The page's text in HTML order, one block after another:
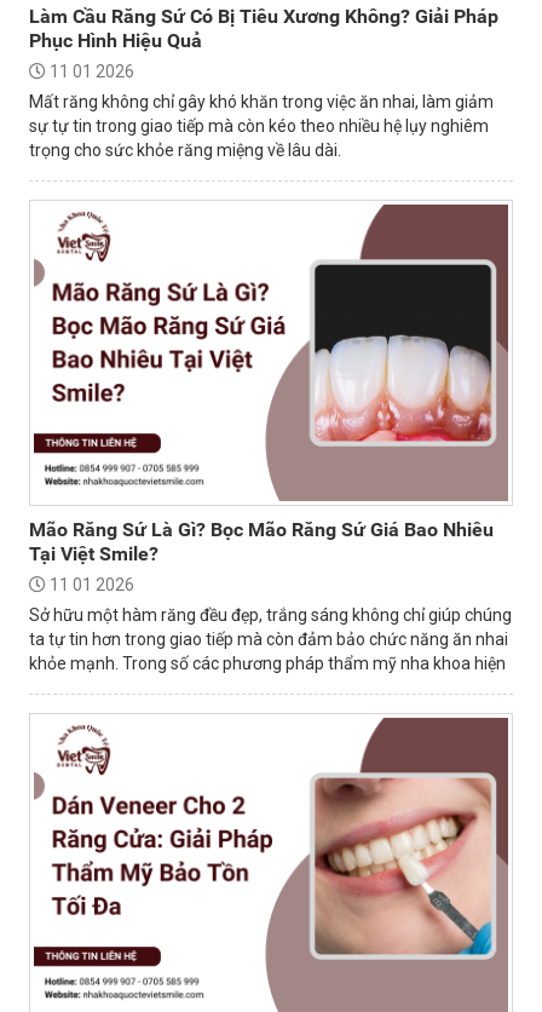
Làm Cầu Răng Sứ Có Bị Tiêu Xương Không? Giải Pháp
Phục Hình Hiệu Quả
11 01 2026
Mất răng không chỉ gây khó khăn trong việc ăn nhai, làm giảm
sự tự tin trong giao tiếp mà còn kéo theo nhiều hệ lụy nghiêm
trọng cho sức khỏe răng miệng về lâu dài.
Mão Răng Sứ Là Gì? Bọc Mão Răng Sứ Giá Bao Nhiêu
Tại Việt Smile?
11 01 2026
Sở hữu một hàm răng đều đẹp, trắng sáng không chỉ giúp chúng
ta tự tin hơn trong giao tiếp mà còn đảm bảo chức năng ăn nhai
khỏe mạnh. Trong số các phương pháp thẩm mỹ nha khoa hiện